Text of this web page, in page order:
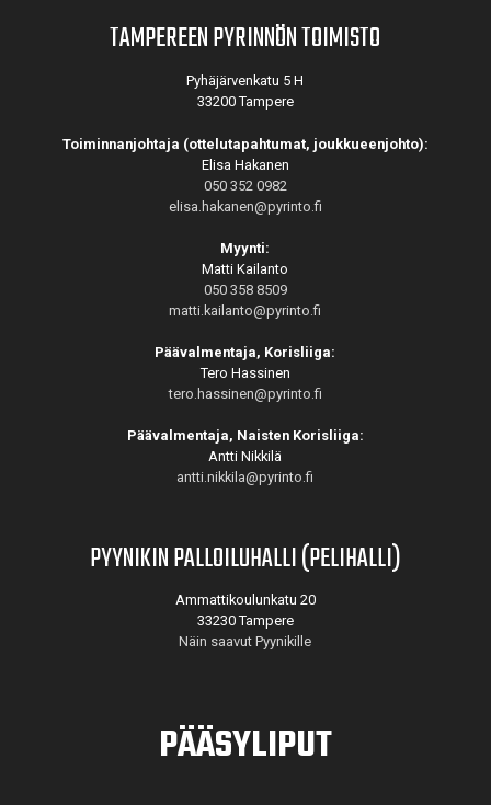
TAMPEREEN PYRINNÖN TOIMISTO
Pyhäjärvenkatu 5 H
33200 Tampere
Toiminnanjohtaja (ottelutapahtumat, joukkueenjohto):
Elisa Hakanen
050 352 0982
elisa.hakanen@pyrinto.fi
Myynti:
Matti Kailanto
050 358 8509
matti.kailanto@pyrinto.fi
Päävalmentaja, Korisliiga:
Tero Hassinen
tero.hassinen@pyrinto.fi
Päävalmentaja, Naisten Korisliiga:
Antti Nikkilä
antti.nikkila@pyrinto.fi
PYYNIKIN PALLOILUHALLI (PELIHALLI)
Ammattikoulunkatu 20
33230 Tampere
Näin saavut Pyynikille
PÄÄSYLIPUT